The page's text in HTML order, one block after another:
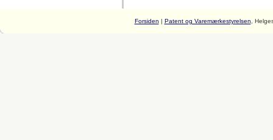
Forsiden | Patent og Varemærkestyrelsen ,